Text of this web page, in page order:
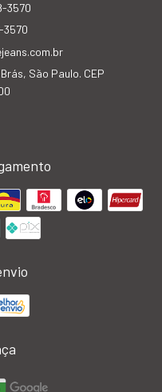
3570
3570
São Paulo. CEP